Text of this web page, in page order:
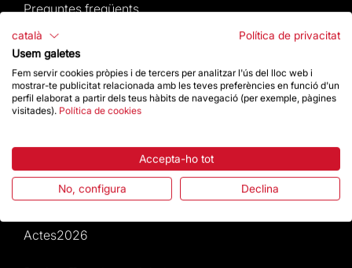
Preguntes freqüents
Atenció al Visitant
Normativa i condicions de compra
Dona un impuls
Actes2026
català
Política de privacitat
Usem galetes
Fem servir cookies pròpies i de tercers per analitzar l'ús del lloc web i
mostrar-te publicitat relacionada amb les teves preferències en funció d'un
perfil elaborat a partir dels teus hàbits de navegació (per exemple, pàgines
visitades). Política de cookies
Accepta-ho tot
No, configura Declina